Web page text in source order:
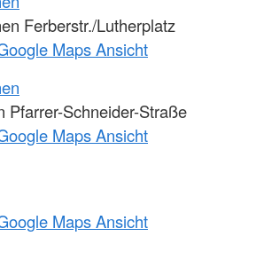
Ferberstr./Lutherplatz
Maps Ansicht
Pfarrer-Schneider-Straße
Maps Ansicht
Maps Ansicht